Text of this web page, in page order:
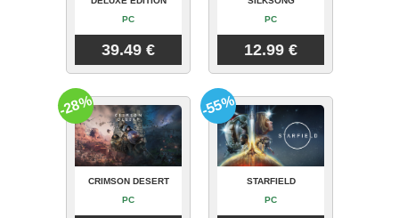
PC
39.49 €
PC
12.99 €
CRIMSON DESERT
PC
-28%
STARFIELD
PC
-55%